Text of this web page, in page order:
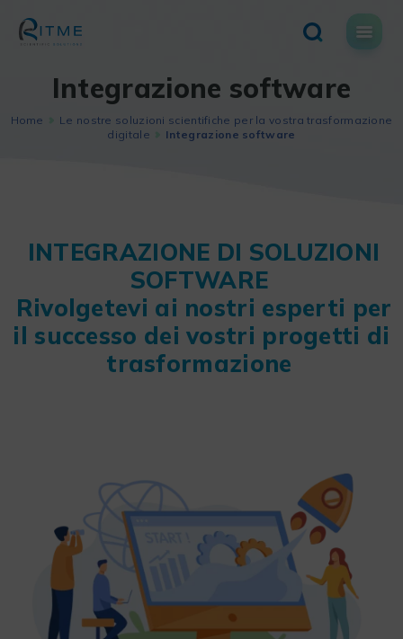
content
Integrazione software
Home
Le nostre soluzioni scientifiche per la vostra trasformazione
digitale
Integrazione software
INTEGRAZIONE DI SOLUZIONI
SOFTWARE
Rivolgetevi ai nostri esperti per
il successo dei vostri progetti di
trasformazione